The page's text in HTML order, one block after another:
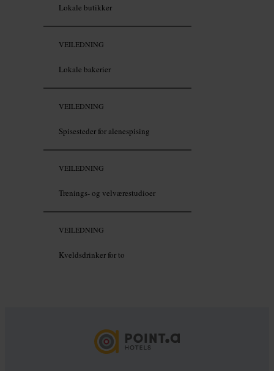
Lokale butikker
VEILEDNING
Lokale bakerier
VEILEDNING
Spisesteder for alenespising
VEILEDNING
Trenings- og velværestudioer
VEILEDNING
Kveldsdrinker for to